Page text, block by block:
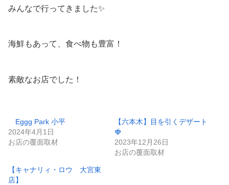
みんなで行ってきました✨
海鮮もあって、食べ物も豊富！
素敵なお店でした！
Eggg Park 小平
2024年4月1日
お店の覆面取材
【六本木】目を引くデザート
🍓
2023年12月26日
お店の覆面取材
【キャナリィ・ロウ 大宮東
店】